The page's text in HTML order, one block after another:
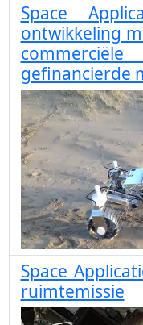
Space
ontwikkeling
gefinancierde
Space
ruimtemissie